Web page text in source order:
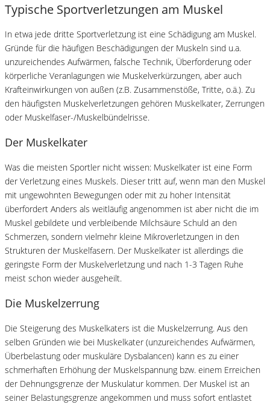
Typische Sportverletzungen am Muskel
In etwa jede dritte Sportverletzung ist eine Schädigung am Muskel.
Gründe für die häufigen Beschädigungen der Muskeln sind u.a.
unzureichendes Aufwärmen, falsche Technik, Überforderung oder
körperliche Veranlagungen wie Muskelverkürzungen, aber auch
Krafteinwirkungen von außen (z.B. Zusammenstöße, Tritte, o.ä.). Zu
den häufigsten Muskelverletzungen gehören Muskelkater, Zerrungen
oder Muskelfaser-/Muskelbündelrisse.
Der Muskelkater
Was die meisten Sportler nicht wissen: Muskelkater ist eine Form
der Verletzung eines Muskels. Dieser tritt auf, wenn man den Muskel
mit ungewohnten Bewegungen oder mit zu hoher Intensität
überfordert Anders als weitläufig angenommen ist aber nicht die im
Muskel gebildete und verbleibende Milchsäure Schuld an den
Schmerzen, sondern vielmehr kleine Mikroverletzungen in den
Strukturen der Muskelfasern. Der Muskelkater ist allerdings die
geringste Form der Muskelverletzung und nach 1-3 Tagen Ruhe
meist schon wieder ausgeheilt.
Die Muskelzerrung
Die Steigerung des Muskelkaters ist die Muskelzerrung. Aus den
selben Gründen wie bei Muskelkater (unzureichendes Aufwärmen,
Überbelastung oder muskuläre Dysbalancen) kann es zu einer
schmerhaften Erhöhung der Muskelspannung bzw. einem Erreichen
der Dehnungsgrenze der Muskulatur kommen. Der Muskel ist an
seiner Belastungsgrenze angekommen und muss sofort entlastet